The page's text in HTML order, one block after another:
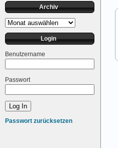
Archiv
Archiv
Login
Benutzername
Passwort
Passwort zurücksetzen